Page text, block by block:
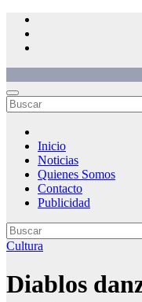
Saltar
contenido
Inicio
Noticias
Quienes Somos
Contacto
Publicidad
Cultura
Diablos